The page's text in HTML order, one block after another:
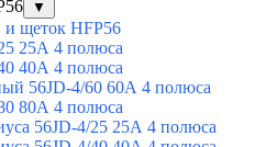
▼
и щеток HFP56
25А 4 полюса
40А 4 полюса
56JD-4/60 60А 4 полюса
80А 4 полюса
56JD-4/25 25А 4 полюса